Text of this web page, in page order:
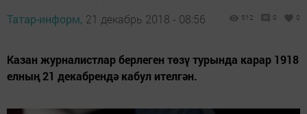
Татар-информ, 21 декабрь 2018 - 08:56 512 0 0
Казан журналистлар берлеген төзү турында карар 1918
елның 21 декабрендә кабул ителгән.